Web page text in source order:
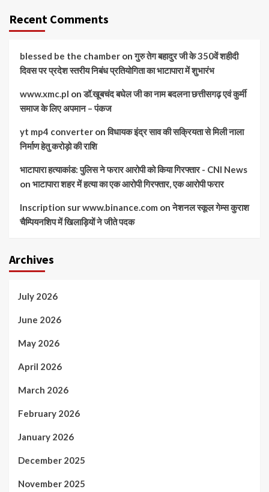
Recent Comments
blessed be the chamber onगुरु तेग बहादुर जी के 350वें शहीदी
दिवस पर प्रदेश स्तरीय निबंध प्रतियोगिता का भाटापारा में शुभारंभ
www.xmc.pl onडॉ.खूबचंद बघेल जी का नाम बदलना छत्तीसगढ़ एवं कुर्मी
समाज के लिए अपमान – पंकज
yt mp4 converter onविधायक इंद्र साव की सक्रियता से मिली नाला
निर्माण हेतु करोड़ो की राशि
भाटापारा हत्याकांड: पुलिस ने फरार आरोपी को किया गिरफ्तार - CNI News
on भाटापारा शहर में हत्या का एक आरोपी गिरफ्तार, एक आरोपी फरार
Inscription sur www.binance.com onनेशनल स्कूल गेम्स कुराश
चैम्पियनशिप में खिलाड़ियों ने जीते पदक
Archives
July 2026
June 2026
May 2026
April 2026
March 2026
February 2026
January 2026
December 2025
November 2025